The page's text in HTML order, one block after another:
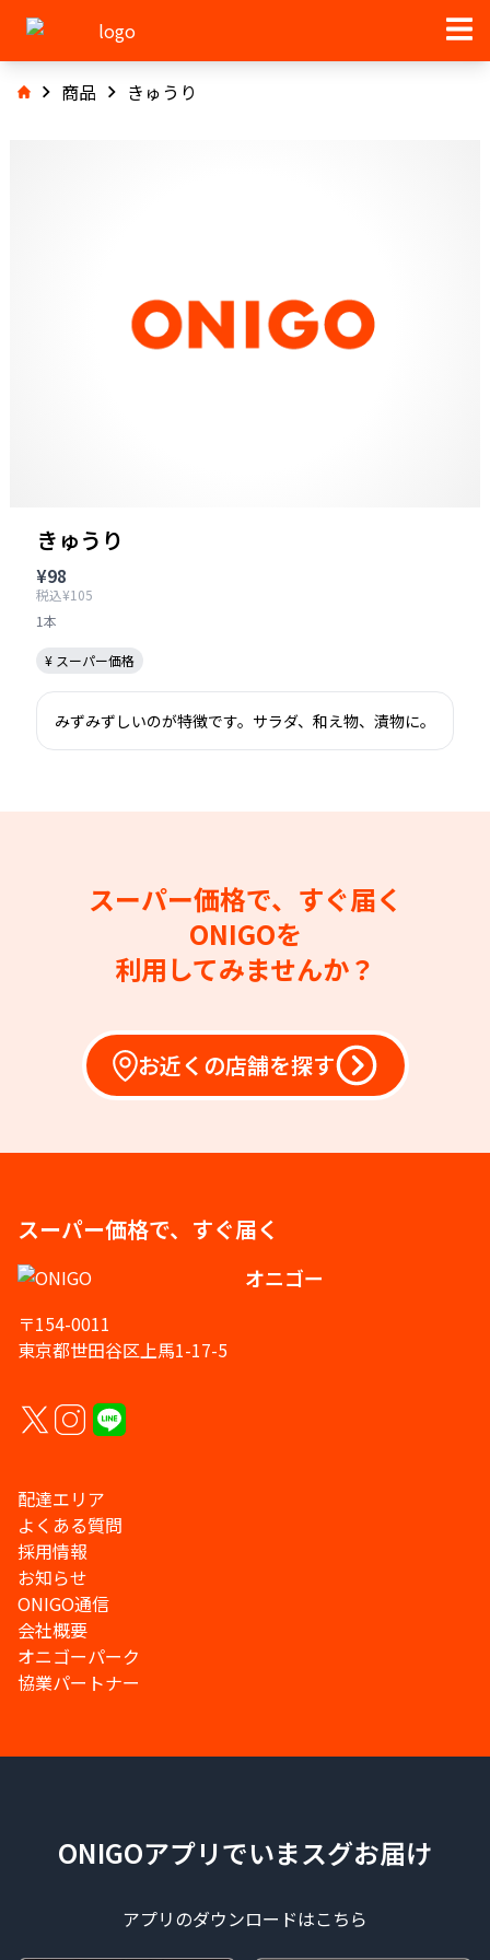
商品 きゅうり
きゅうり
¥98
税込¥105
1本
¥ スーパー価格
みずみずしいのが特徴です。サラダ、和え物、漬物に。
スーパー価格で、すぐ届く
ONIGOを
利用してみませんか？
お近くの店舗を探す
スーパー価格で、すぐ届く
オニゴー
〒154-0011
東京都世田谷区上馬1-17-5
配達エリア
よくある質問
採用情報
お知らせ
ONIGO通信
会社概要
オニゴーパーク
協業パートナー
ONIGOアプリでいまスグお届け
アプリのダウンロードはこちら